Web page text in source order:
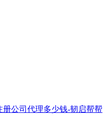
公司代理多少钱-韧启帮帮